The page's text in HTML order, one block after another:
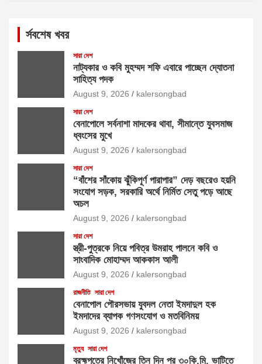
র্সবশেষ খবর
সারা দেশ
নাট্যকার ও কবি মুহম্মদ শফি এবারে পাচ্ছেন দ্যোতনা
সাহিত্য পদক
August 9, 2026 kalersongbad
সারা দেশ
বেনাপোলে সর্বনাশা মাদকের থাবা, সীমান্তে যুবসমাজ
ধ্বংসের মুখে
August 9, 2026 kalersongbad
সারা দেশ
“বাঁশের সাঁকোয় ঝুঁকিপূর্ণ পারাপার” দেড় বছরেও হয়নি
সংযোগ সড়ক, সরকারি অর্থে নির্মিত সেতু পড়ে আছে
অচল
August 9, 2026 kalersongbad
সারা দেশ
স্ত্রী-পুত্রকে নিয়ে পবিত্র উমরাহ পালনে কবি ও
সাংবাদিক মোহাম্মদ আককাস আলী
August 9, 2026 kalersongbad
রাজনীতি সারা দেশ
বেনাপোল পৌরসভায় যুবদল নেতা ইমদাদুল হক
ইমদাদের ব্যাপক গণসংযোগ ও মতবিনিময়
August 9, 2026 kalersongbad
মৃত্যু সারা দেশ
ব্রহ্মপুত্রে নিখোঁজের তিন দিন পর ৩০কি.মি. ভাটিতে